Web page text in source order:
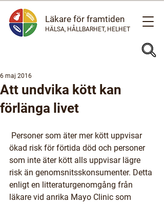
Läkare för framtiden
HÄLSA, HÅLLBARHET, HELHET
Att undvika kött kan
förlänga livet
6 maj 2016
ökad risk för förtida död och personer
som inte äter kött alls uppvisar lägre
risk än genomsnitsskonsumenter. Detta
enligt en litteraturgenomgång från
läkare vid anrika Mayo Clinic som